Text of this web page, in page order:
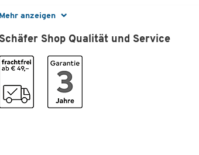
Mehr anzeigen
Gewicht [kg]
Höhe [mm]
Rollenbreite [mm]
Tiefe [mm]
Schäfer Shop Qualität und Service